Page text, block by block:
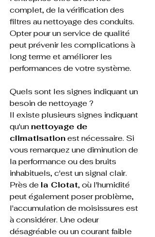
complet, de la vérification des
filtres au nettoyage des conduits.
Opter pour un service de qualité
peut prévenir les complications à
long terme et améliorer les
performances de votre système.
Quels sont les signes indiquant un
besoin de nettoyage ?
Il existe plusieurs signes indiquant
qu'un nettoyage de
climatisation est nécessaire. Si
vous remarquez une diminution de
la performance ou des bruits
inhabituels, c'est un signal clair.
Près de la Ciotat, où l'humidité
peut également poser problème,
l'accumulation de moisissures est
à considérer. Une odeur
désagréable ou un courant faible